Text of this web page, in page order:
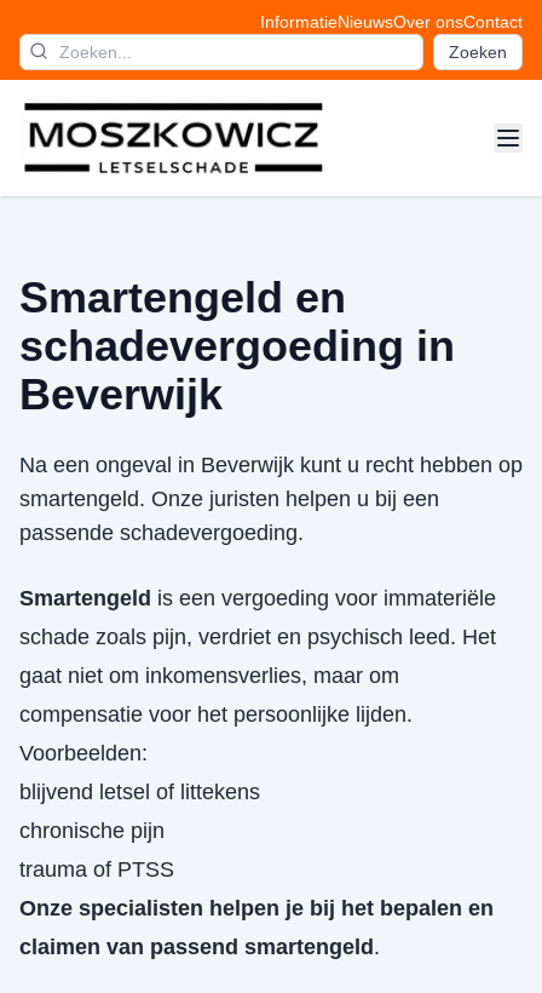
InformatieNieuwsOver onsContact
Zoeken
Smartengeld en
schadevergoeding in
Beverwijk
Na een ongeval in Beverwijk kunt u recht hebben op
smartengeld. Onze juristen helpen u bij een
passende schadevergoeding.
Smartengeld is een vergoeding voor immateriële
schade zoals pijn, verdriet en psychisch leed. Het
gaat niet om inkomensverlies, maar om
compensatie voor het persoonlijke lijden.
Voorbeelden:
blijvend letsel of littekens
chronische pijn
trauma of PTSS
Onze specialisten helpen je bij het bepalen en
claimen van passend smartengeld .